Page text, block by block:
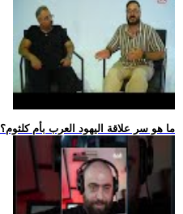
.. ما هو سر علاقة اليهود العرب بأم كلثوم؟